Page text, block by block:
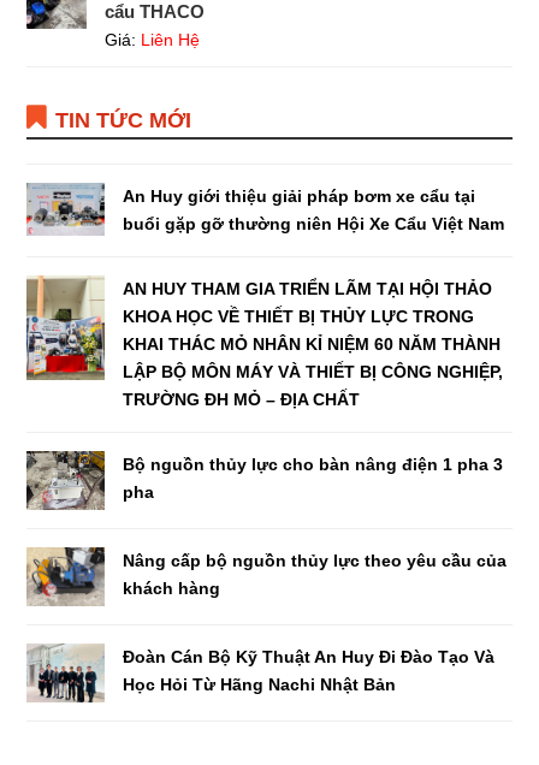
cẩu THACO
Giá: Liên Hệ
TIN TỨC MỚI
An Huy giới thiệu giải pháp bơm xe cẩu tại
buổi gặp gỡ thường niên Hội Xe Cẩu Việt Nam
AN HUY THAM GIA TRIỂN LÃM TẠI HỘI THẢO
KHOA HỌC VỀ THIẾT BỊ THỦY LỰC TRONG
KHAI THÁC MỎ NHÂN KỈ NIỆM 60 NĂM THÀNH
LẬP BỘ MÔN MÁY VÀ THIẾT BỊ CÔNG NGHIỆP,
TRƯỜNG ĐH MỎ – ĐỊA CHẤT
Bộ nguồn thủy lực cho bàn nâng điện 1 pha 3
pha
Nâng cấp bộ nguồn thủy lực theo yêu cầu của
khách hàng
Đoàn Cán Bộ Kỹ Thuật An Huy Đi Đào Tạo Và
Học Hỏi Từ Hãng Nachi Nhật Bản